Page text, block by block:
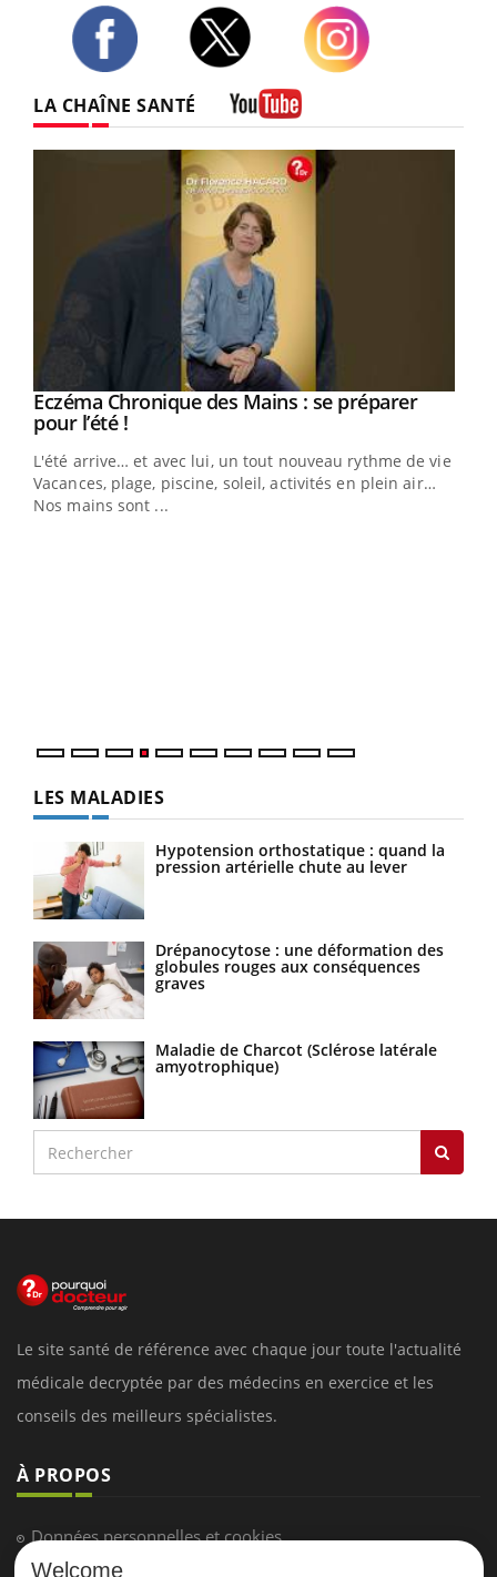
LA CHAÎNE SANTÉ
Youtube
Eczéma Chronique des Mains : se préparer
pour l’été !Youtube
L'été arrive… et avec lui, un tout nouveau rythme de vie !
Vacances, plage, piscine, soleil, activités en plein air…
Nos mains sont ...
LES MALADIES
Hypotension orthostatique : quand la
pression artérielle chute au lever
Drépanocytose : une déformation des
globules rouges aux conséquences
graves
Maladie de Charcot (Sclérose latérale
amyotrophique)
Le site santé de référence avec chaque jour toute l'actualité
médicale decryptée par des médecins en exercice et les
conseils des meilleurs spécialistes.
À PROPOS
Données personnelles et cookies
Qui sommes-nous
Welcome